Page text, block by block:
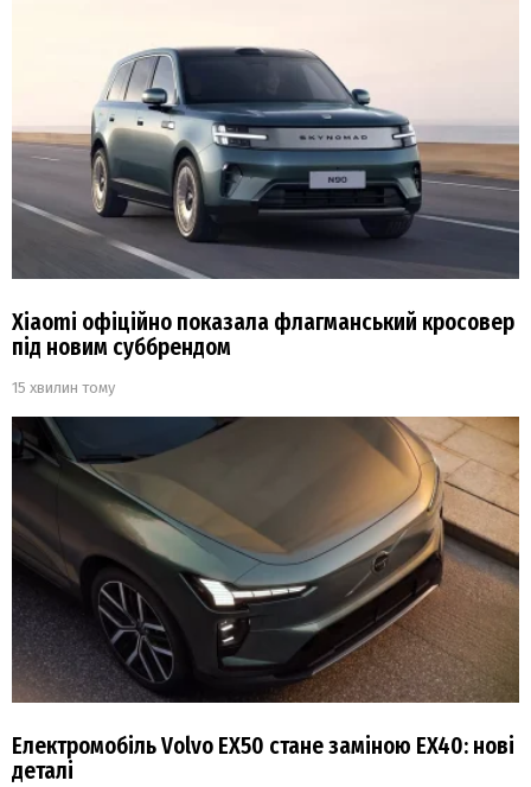
Xiaomi офіційно показала флагманський кросовер
під новим суббрендом
15 хвилин тому
Електромобіль Volvo EX50 стане заміною EX40: нові
деталі